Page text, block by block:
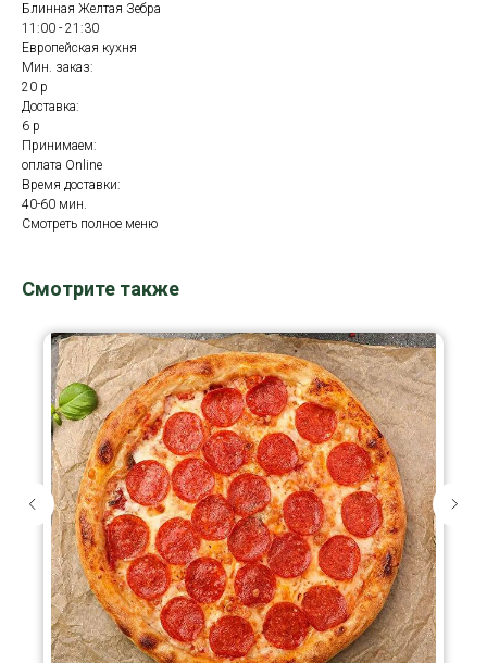
Блинная Желтая Зебра
11:00 - 21:30
Европейская кухня
Мин. заказ:
20 р
Доставка:
6 р
Принимаем:
оплата Online
Время доставки:
40-60 мин.
Смотреть полное меню
Смотрите также